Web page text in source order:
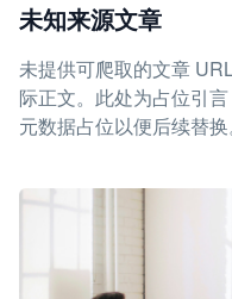
未知来源文章
未提供可爬取的文章
际正文。此处为占位引
元数据占位以便后续替换